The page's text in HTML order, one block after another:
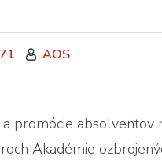
AOS
promócie absolventov
Akadémie